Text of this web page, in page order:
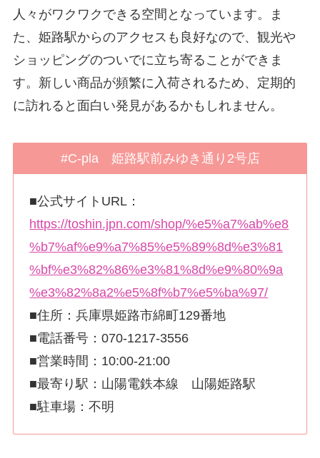
人々がワクワクできる空間となっています。ま
た、姫路駅からのアクセスも良好なので、観光や
ショッピングのついでに立ち寄ることができま
す。新しい商品が頻繁に入荷されるため、定期的
に訪れると面白い発見があるかもしれません。
#C-pla 姫路駅前みゆき通り2号店
■公式サイトURL：
https://toshin.jpn.com/shop/%e5%a7%ab%e8
%b7%af%e9%a7%85%e5%89%8d%e3%81
%bf%e3%82%86%e3%81%8d%e9%80%9a
%e3%82%8a2%e5%8f%b7%e5%ba%97/
■住所：兵庫県姫路市綿町129番地
■電話番号：070-1217-3556
■営業時間：10:00-21:00
■最寄り駅：山陽電鉄本線 山陽姫路駅
■駐車場：不明